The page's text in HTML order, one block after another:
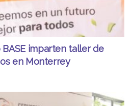
imparten taller de
en Monterrey